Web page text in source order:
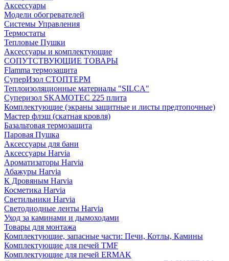
Аксессуары
Модели обогревателей
Системы Управления
Термостаты
Тепловые Пушки
Аксессуары и комплектующие
СОПУТСТВУЮЩИЕ ТОВАРЫ
Flamma термозащита
СуперИзол СТОПТЕРМ
Теплоизоляционные материалы "SILCA"
Суперизол SKAMOTEC 225 плита
Комплектующие (экраны защитные и листы предтопочные)
Мастер флэш (скатная кровля)
Базальтовая термозащита
Паровая Пушка
Аксессуары для бани
Аксессуары Harvia
Ароматизаторы Harvia
Абажуры Harvia
К Дровяным Harvia
Косметика Harvia
Светильники Harvia
Светодиодные ленты Harvia
Уход за каминами и дымоходами
Товары для монтажа
Комплектующие, запасные части: Печи, Котлы, Камины
Комплектующие для печей TMF
Комплектующие для печей ERMAK